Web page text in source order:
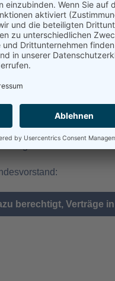
Kategorie:
der EU-
möglichst geheim
(CEO) von
vorgeworfen.
berechtigt, Verträge